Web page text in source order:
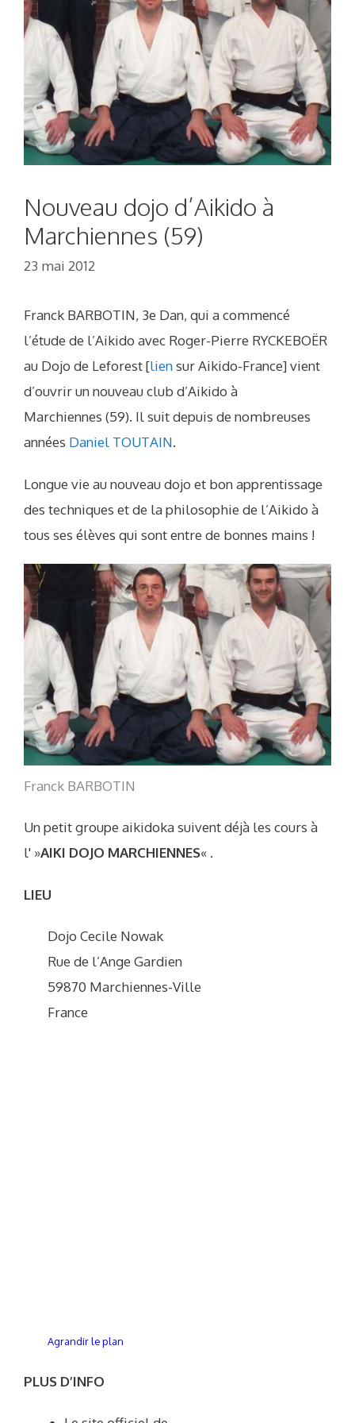
Nouveau dojo d’Aikido à
Marchiennes (59)
23 mai 2012
Franck BARBOTIN, 3e Dan, qui a commencé
l’étude de l’Aikido avec Roger-Pierre RYCKEBOËR
au Dojo de Leforest [liensur Aikido-France] vient
d’ouvrir un nouveau club d’Aikido à
Marchiennes (59). Il suit depuis de nombreuses
années Daniel TOUTAIN.
Longue vie au nouveau dojo et bon apprentissage
des techniques et de la philosophie de l’Aikido à
tous ses élèves qui sont entre de bonnes mains !
Franck BARBOTIN
Un petit groupe aikidoka suivent déjà les cours à
l' »AIKI DOJO MARCHIENNES« .
LIEU
Dojo Cecile Nowak
Rue de l’Ange Gardien
59870 Marchiennes-Ville
France
Agrandir le plan
PLUS D’INFO